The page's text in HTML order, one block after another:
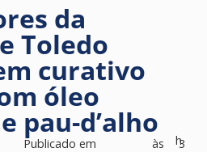
da
Toledo
curativo
óleo
pau-d’alho
Publicado em
às
h3